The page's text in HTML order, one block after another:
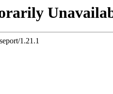
1.21.1